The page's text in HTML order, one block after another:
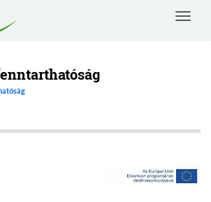
Toggle